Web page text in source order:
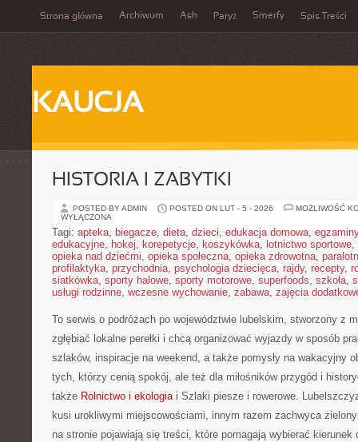
Strona główna Archiwum Ash Paryż Smerfy Spis Treści
KAUCJA
HISTORIA I ZABYTKI
POSTED BY ADMIN POSTED ON LUT - 5 - 2026
MOŻLIWOŚĆ
WYŁĄCZONA
Tagi: apteka, biegacze, dieta, dzieci, edukacja domowa, egzaminy
edukacyjne, hokej, korepetycje, koszykówka, lotnictwo sportowe,
opieka nad dziećmi, opieka społeczna, opieka zdrowotna,
profilaktyka, przychodnia, psychologia dziecięca, rajdy, recepty,
siatkówka, sporty halowe, sporty motorowe, superfoods, szkoła,
usługi rodzinne, wczesne wychowanie, zabawa, zajęcia
To serwis o podróżach po województwie lubelskim, stworzony z
zgłębiać lokalne perełki i chcą organizować wyjazdy w sposób
szlaków, inspiracje na weekend, a także pomysły na wakacyjny
tych, którzy cenią spokój, ale też dla miłośników przygód i
także Rolnictwo i ekologiai Szlaki piesze i rowerowe.
kusi urokliwymi miejscowościami, innym razem zachwyca
na stronie pojawiają się treści, które pomagają wybierać kierunek